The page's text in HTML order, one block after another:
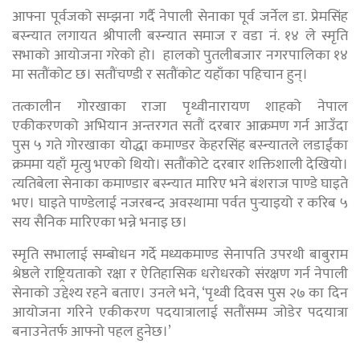
आफ्ना पूर्वजको सम्झना गर्दै नेपाली सेनाका पूर्व जर्नेल डा. प्रेमसिंह
बस्न्यात लगायत श्रीपाली बस्न्यात समाज र वडा नं. १४ ले स्मृति
सभाको आयोजना गरेको हो। हालको पुतलीबजार नगरपालिका १४
मा सतौंकोट छ। सतौंचण्डी र सतौंकोट यहाँका पहिचान हुन्।
तत्कालीन गोरखाका राजा पृथ्वीनारायण शाहको नेपाल
एकीकरणको अभियान अन्तरगत सतौं दरबार आक्रमण गर्न आउँदा
पुस ५ गते गोरखाका योद्धा कमाण्डर केहरसिंह बस्न्यातले लडाईंका
क्रममा यहाँ मृत्यु भएको थियो। सतौंकोटे दरबार शक्तिशाली देखियो।
त्यतिबेला सेनाका कमाण्डार बस्न्यात मारिए भने बंशराज पाण्डे घाइते
भए। घाइते पाण्डेलाई नजरबन्द अवस्थामा पर्वत पुर्‍याइयो र करिब ५
सय सैनिक मारिएका भन्ने भनाइ छ।
स्मृति सभालाई सम्बोधन गर्दे मध्यकमाण्ड सेनापति उपरथी बाबुराम
श्रेष्ठले राष्ट्रियताको रक्षा र ऐतिहासिक धरोधरको संरक्षण गर्न नेपाली
सेनाको उद्देश्य रहने बताए। उनले भने, ‘पृथ्वी दिवस पुस २७ का दिन
आयोजना गरिने एकीकरण पदयात्रालाई सतौंसम्म जोडेर पदयात्रा
बनाउनेतर्फ आफ्नो पहल हुनेछ।’